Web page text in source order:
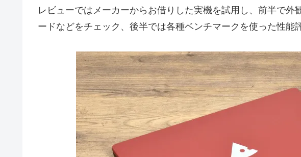
レビューではメーカーからお借りした実機を試用し、前半で外
ードなどをチェック、後半では各種ベンチマークを使った性能